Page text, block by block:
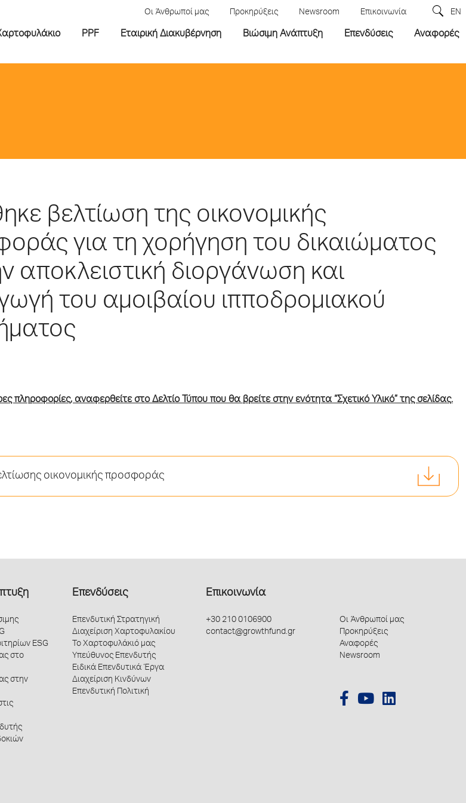
Οι Άνθρωποί μας Προκηρύξεις Newsroom Επικοινωνία EN
PPF Εταιρική Διακυβέρνηση Βιώσιμη Ανάπτυξη Επενδύσεις Αναφορές
βελτίωση της οικονομικής
για τη χορήγηση του δικαιώματος
αποκλειστική διοργάνωση και
του αμοιβαίου ιπποδρομιακού
πληροφορίες, αναφερθείτε στο Δελτίο Τύπου που θα βρείτε στην ενότητα “Σχετικό Υλικό” της σελίδας.
οικονομικής προσφοράς
ESG
στο
στην
Επενδύσεις
Επενδυτική Στρατηγική
Διαχείριση Χαρτοφυλακίου
Το Χαρτοφυλάκιό μας
Υπεύθυνος Επενδυτής
Ειδικά Επενδυτικά Έργα
Διαχείριση Κινδύνων
Επενδυτική Πολιτική
Επικοινωνία
+30 210 0106900
contact@growthfund.gr
Οι Άνθρωποί μας
Προκηρύξεις
Αναφορές
Newsroom